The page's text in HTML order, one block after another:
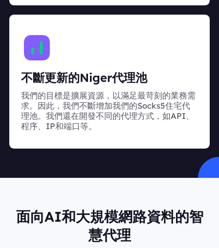
不斷更新的Niger代理池
我們的目標是擴展資源，以滿足最苛刻的業務需
求。因此，我們不斷增加我們的Socks5住宅代
理池。我們還在開發不同的代理方式，如API、
程序、IP和端口等。
面向AI和大規模網路資料的智
慧代理